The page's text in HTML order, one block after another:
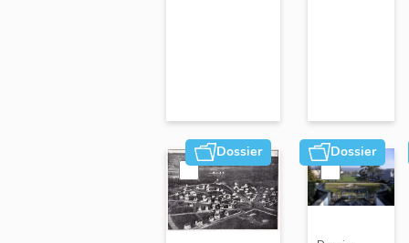
Dossier Dossier